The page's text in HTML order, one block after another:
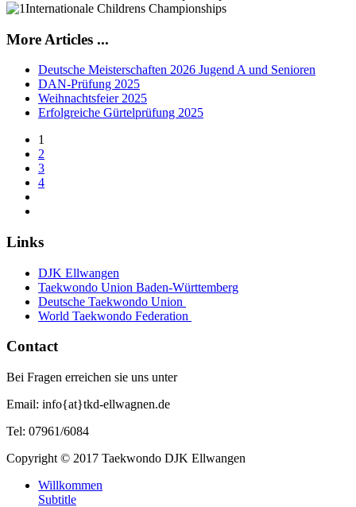
More Articles ...
Deutsche Meisterschaften 2026 Jugend A und Senioren
DAN-Prüfung 2025
Weihnachtsfeier 2025
Erfolgreiche Gürtelprüfung 2025
1
2
3
4
Links
DJK Ellwangen
Taekwondo Union Baden-Württemberg
Deutsche Taekwondo Union
World Taekwondo Federation
Contact
Bei Fragen erreichen sie uns unter
Email: info{at}tkd-ellwagnen.de
Tel: 07961/6084
Copyright © 2017 Taekwondo DJK Ellwangen
Willkommen
Subtitle